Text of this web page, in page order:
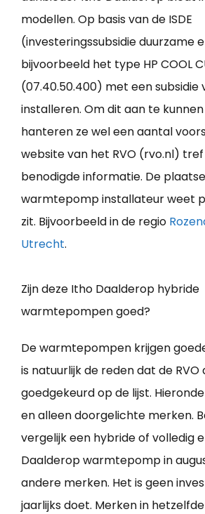
modellen. Op basis van de ISDE
(investeringssubsidie duurzame
bijvoorbeeld het type HP COOL
(07.40.50.400) met een subsidie
installeren. Om dit aan te
hanteren ze wel een aantal
website van het RVO (rvo.nl)
benodigde informatie. De
warmtepomp installateur weet
zit. Bijvoorbeeld in de regio
Utrecht.
Zijn deze Itho Daalderop hybride
warmtepompen goed?
De warmtepompen krijgen
is natuurlijk de reden dat de
goedgekeurd op de lijst.
en alleen doorgelichte merken.
vergelijk een hybride of volledig
Daalderop warmtepomp in
andere merken. Het is geen
jaarlijks doet. Merken in